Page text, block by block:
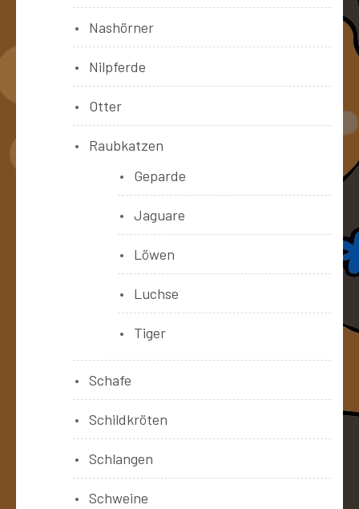
Nashörner
Nilpferde
Otter
Raubkatzen
Geparde
Jaguare
Löwen
Luchse
Tiger
Schafe
Schildkröten
Schlangen
Schweine